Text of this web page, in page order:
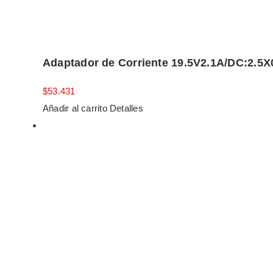
Adaptador de Corriente 19.5V2.1A/
$53.431
Añadir al carrito Detalles